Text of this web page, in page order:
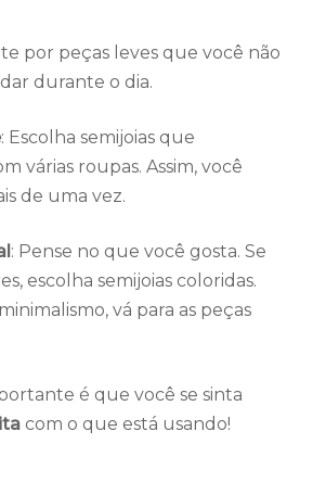
por peças leves que você não
durante o dia.
: Escolha semijoias que
várias roupas. Assim, você
de uma vez.
: Pense no que você gosta. Se
escolha semijoias coloridas.
vá para as peças
é que você se sinta
com o que está usando!